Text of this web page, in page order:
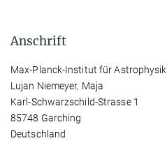
Anschrift
Max-Planck-Institut für Astrophysik
Lujan Niemeyer, Maja
Karl-Schwarzschild-Strasse 1
85748 Garching
Deutschland